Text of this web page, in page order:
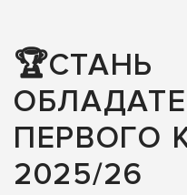
🏆СТАНЬ
ПЕРВОГО
2025/26